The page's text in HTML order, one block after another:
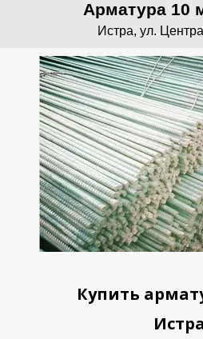
Арматура 10
Истра, ул.
Купить
Истра